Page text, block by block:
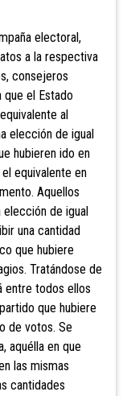
electoral,
a la respectiva
consejeros
que el Estado
al
elección de igual
hubieren ido en
equivalente en
Aquellos
elección de igual
una cantidad
que hubiere
Tratándose de
entre todos ellos
que hubiere
de votos. Se
aquélla en que
las mismas
cantidades